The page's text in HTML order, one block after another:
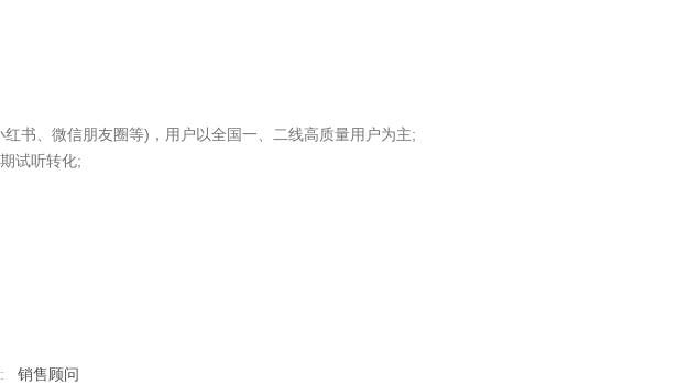
书、微信朋友圈等)，用户以全国一、二线高质量用户为主;
试听转化;
销售顾问